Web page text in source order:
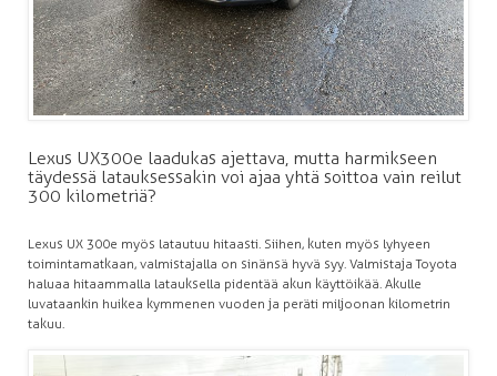
Lexus UX300e laadukas ajettava, mutta harmikseen
täydessä latauksessakin voi ajaa yhtä soittoa vain reilut
300 kilometriä?
Lexus UX 300e myös latautuu hitaasti. Siihen, kuten myös lyhyeen
toimintamatkaan, valmistajalla on sinänsä hyvä syy. Valmistaja Toyota
haluaa hitaammalla latauksella pidentää akun käyttöikää. Akulle
luvataankin huikea kymmenen vuoden ja peräti miljoonan kilometrin
takuu.